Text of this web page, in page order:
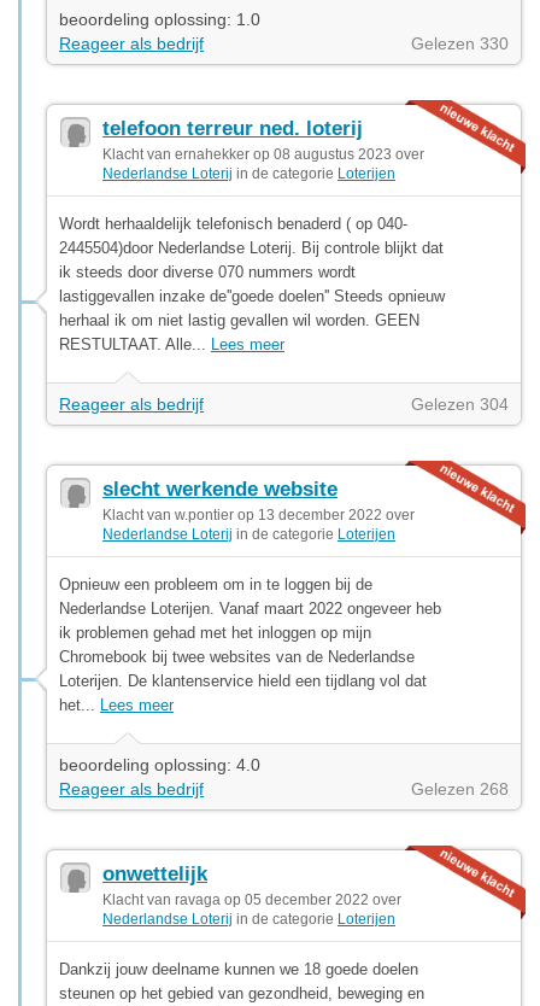
beoordeling oplossing: 1.0
Reageer als bedrijf
Gelezen 330
telefoon terreur ned. loterij
Klacht van ernahekker op 08 augustus 2023 over
Nederlandse Loterij in de categorie Loterijen
Wordt herhaaldelijk telefonisch benaderd ( op 040-
2445504)door Nederlandse Loterij. Bij controle blijkt dat
ik steeds door diverse 070 nummers wordt
lastiggevallen inzake de''goede doelen'' Steeds opnieuw
herhaal ik om niet lastig gevallen wil worden. GEEN
RESTULTAAT. Alle... Lees meer
Reageer als bedrijf Gelezen 304
slecht werkende website
Klacht van w.pontier op 13 december 2022 over
Nederlandse Loterij in de categorie Loterijen
Opnieuw een probleem om in te loggen bij de
Nederlandse Loterijen. Vanaf maart 2022 ongeveer heb
ik problemen gehad met het inloggen op mijn
Chromebook bij twee websites van de Nederlandse
Loterijen. De klantenservice hield een tijdlang vol dat
het... Lees meer
beoordeling oplossing: 4.0
Reageer als bedrijf
Gelezen 268
onwettelijk
Klacht van ravaga op 05 december 2022 over
Nederlandse Loterij in de categorie Loterijen
Dankzij jouw deelname kunnen we 18 goede doelen
steunen op het gebied van gezondheid, beweging en